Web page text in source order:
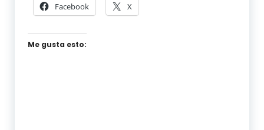
Facebook X
Me gusta esto: